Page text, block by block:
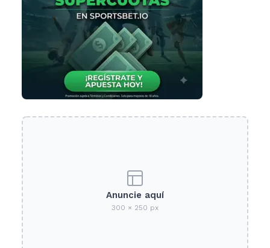
Anuncie aquí
300 × 250 px